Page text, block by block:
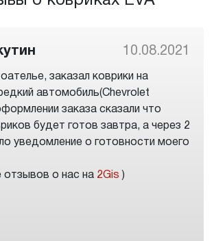
10.08.2021
заказал коврики на
автомобиль(Chevrolet
заказа сказали что
будет готов завтра, а через 2
уведомление о готовности моего
о нас на 2Gis )